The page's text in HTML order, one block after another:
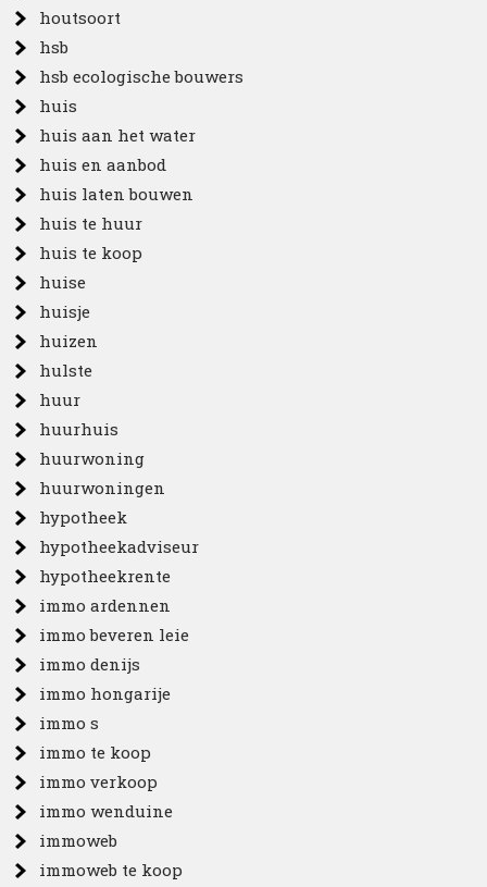
houtsoort
hsb
hsb ecologische bouwers
huis
huis aan het water
huis en aanbod
huis laten bouwen
huis te huur
huis te koop
huise
huisje
huizen
hulste
huur
huurhuis
huurwoning
huurwoningen
hypotheek
hypotheekadviseur
hypotheekrente
immo ardennen
immo beveren leie
immo denijs
immo hongarije
immo s
immo te koop
immo verkoop
immo wenduine
immoweb
immoweb te koop